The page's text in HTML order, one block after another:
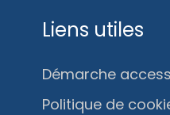
Liens utiles
Démarche
Politique de